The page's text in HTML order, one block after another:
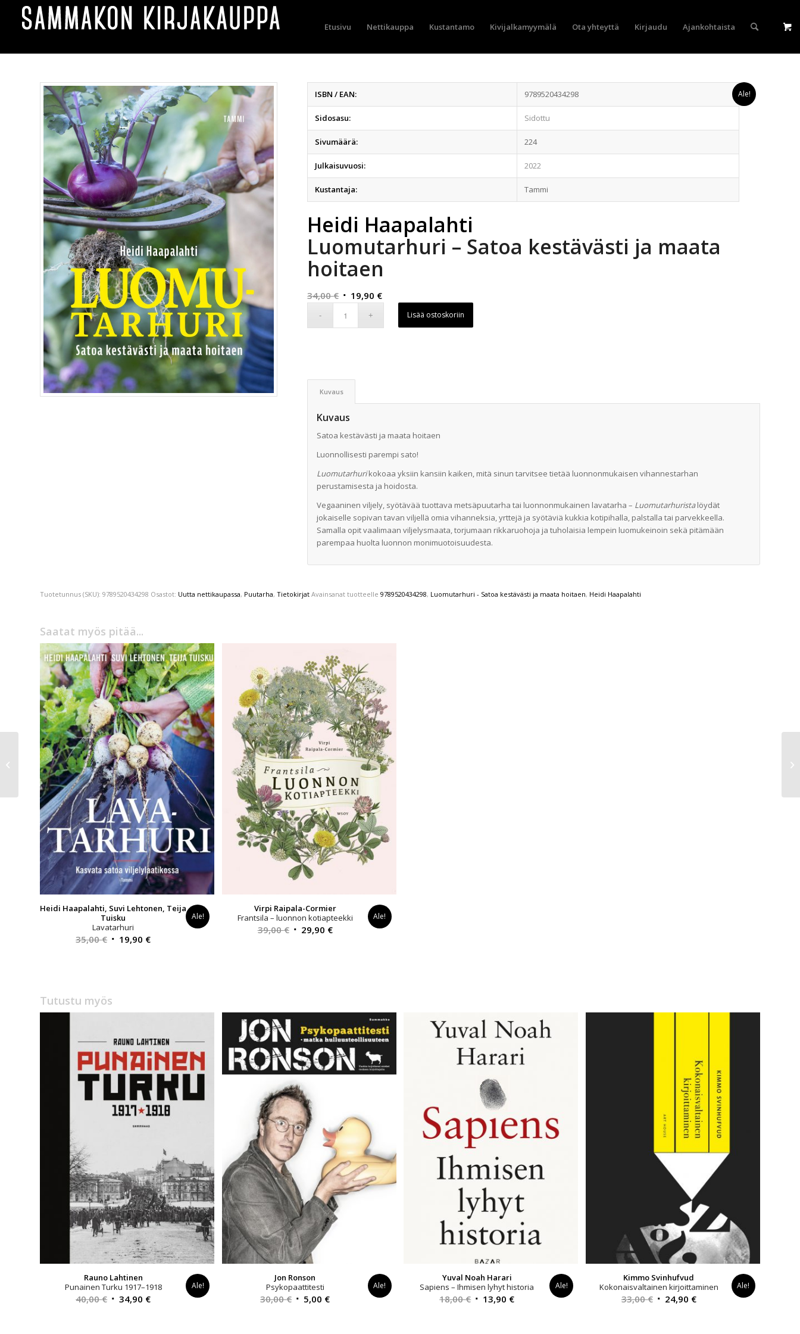
Etusivu Nettikauppa Kustantamo Kivijalkamyymälä Ota yhteyttä Kirjaudu Ajankohtaista
Ale!
ISBN / EAN: 9789520434298
Sidosasu: Sidottu
Sivumäärä: 224
Julkaisuvuosi: 2022
Kustantaja: Tammi
Heidi Haapalahti
Luomutarhuri – Satoa kestävästi ja maata
hoitaen
34,00€ Alkuperäinen
19,90 €Nykyinen
Lisää ostoskoriin
Kuvaus
Kuvaus
Satoa kestävästi ja maata hoitaen
Luonnollisesti parempi sato!
Luomutarhurikokoaa yksiin kansiin kaiken, mitä sinun tarvitsee tietää luonnonmukaisen vihannestarhan
perustamisesta ja hoidosta.
Vegaaninen viljely, syötävää tuottava metsäpuutarha tai luonnonmukainen lavatarha – Luomutarhuristalöydät
jokaiselle sopivan tavan viljellä omia vihanneksia, yrttejä ja syötäviä kukkia kotipihalla, palstalla tai parvekkeella.
Samalla opit vaalimaan viljelysmaata, torjumaan rikkaruohoja ja tuholaisia lempein luomukeinoin sekä pitämään
parempaa huolta luonnon monimuotoisuudesta.
Tuotetunnus (SKU): 9789520434298 Osastot: Uutta nettikaupassa, Puutarha, Tietokirjat Avainsanat tuotteelle 9789520434298, Luomutarhuri - Satoa kestävästi ja maata hoitaen, Heidi Haapalahti
Saatat myös pitää...
Heidi Haapalahti, Suvi Lehtonen, Teija
Tuisku
Lavatarhuri
35,00€ Alkuperäinen
19,90 €Nykyinen
Ale!
Virpi Raipala-Cormier
Frantsila – luonnon kotiapteekki
39,00€ Alkuperäinen
29,90 €Nykyinen
Ale!
Tutustu myös
Rauno Lahtinen
Punainen Turku 1917–1918
40,00€ Alkuperäinen
34,90 €Nykyinen
Ale!
Jon Ronson
Psykopaattitesti
30,00€ Alkuperäinen
5,00 €Nykyinen
Ale!
Yuval Noah Harari
Sapiens – Ihmisen lyhyt historia
18,00€ Alkuperäinen
13,90 €Nykyinen
Ale!
Kimmo Svinhufvud
Kokonaisvaltainen kirjoittaminen
33,00€ Alkuperäinen
24,90 €Nykyinen
Ale!
Liv Strömquist
Peilisalissa